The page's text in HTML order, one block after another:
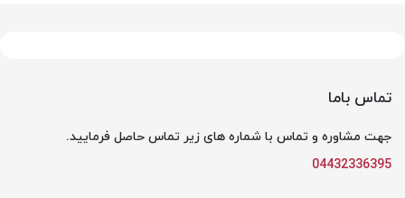
تماس باما
جهت مشاوره و تماس با شماره های زیر تماس حاصل فرمایید.
04432336395